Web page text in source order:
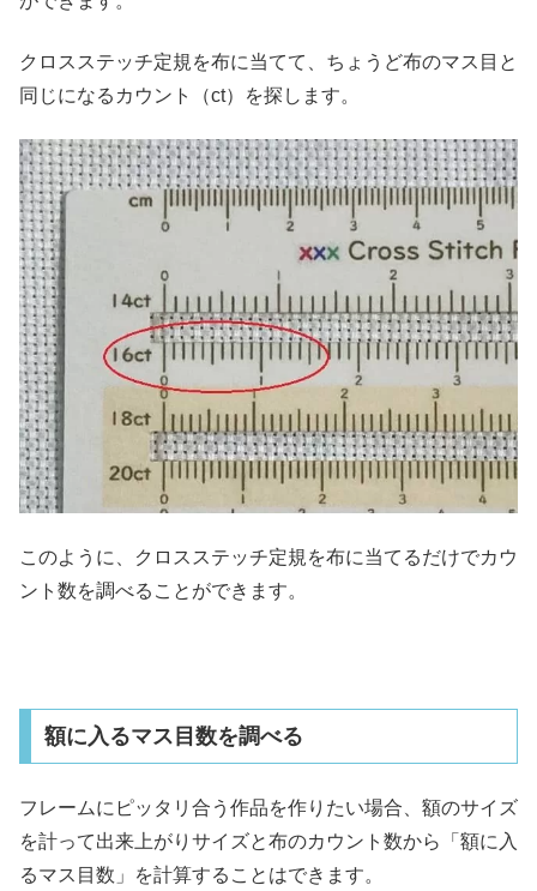
クロスステッチ定規を布に当てて、ちょうど布のマス目と
同じになるカウント（ct）を探します。
このように、クロスステッチ定規を布に当てるだけでカウ
ント数を調べることができます。
額に入るマス目数を調べる
フレームにピッタリ合う作品を作りたい場合、額のサイズ
を計って出来上がりサイズと布のカウント数から「額に入
るマス目数」を計算することはできます。